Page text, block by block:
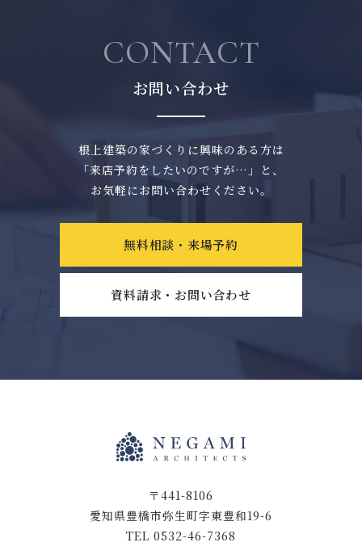
CONTACT
お問い合わせ
根上建築の家づくりに興味のある方は
「来店予約をしたいのですが…」と、
お気軽にお問い合わせください。
無料相談・来場予約
資料請求・お問い合わせ
〒441-8106
愛知県豊橋市弥生町字東豊和19-6
TEL 0532-46-7368